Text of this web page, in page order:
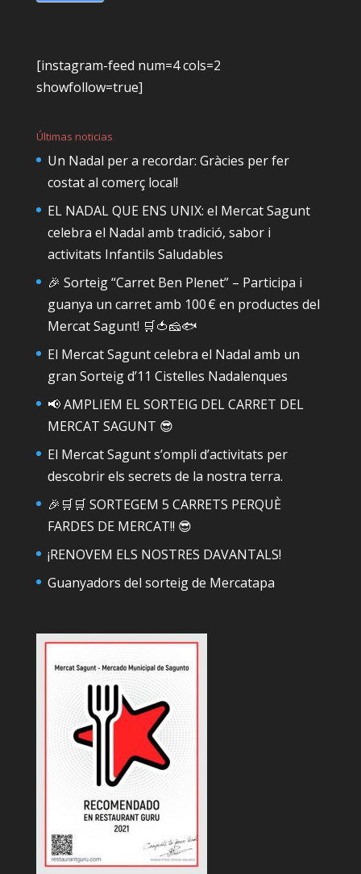
[instagram-feed num=4 cols=2
showfollow=true]
Últimas noticias
Un Nadal per a recordar: Gràcies per fer
costat al comerç local!
EL NADAL QUE ENS UNIX: el Mercat Sagunt
celebra el Nadal amb tradició, sabor i
activitats Infantils Saludables
🎉 Sorteig “Carret Ben Plenet” – Participa i
guanya un carret amb 100 € en productes del
Mercat Sagunt! 🛒🍅🧀🐟
El Mercat Sagunt celebra el Nadal amb un
gran Sorteig d’11 Cistelles Nadalenques
📢 AMPLIEM EL SORTEIG DEL CARRET DEL
MERCAT SAGUNT 😎
El Mercat Sagunt s’ompli d’activitats per
descobrir els secrets de la nostra terra.
🎉🛒🛒 SORTEGEM 5 CARRETS PERQUÈ
FARDES DE MERCAT!! 😎
¡RENOVEM ELS NOSTRES DAVANTALS!
Guanyadors del sorteig de Mercatapa